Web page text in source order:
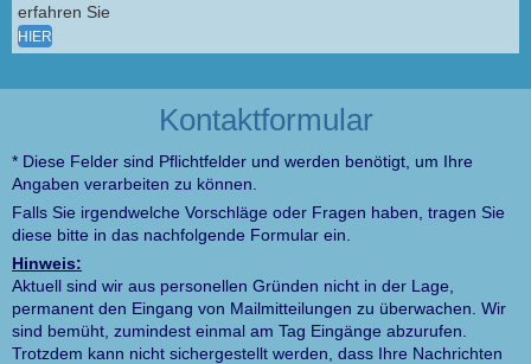
erfahren Sie
HIER
Kontaktformular
* Diese Felder sind Pflichtfelder und werden benötigt, um Ihre
Angaben verarbeiten zu können.
Falls Sie irgendwelche Vorschläge oder Fragen haben, tragen Sie
diese bitte in das nachfolgende Formular ein.
Hinweis:
Aktuell sind wir aus personellen Gründen nicht in der Lage,
permanent den Eingang von Mailmitteilungen zu überwachen. Wir
sind bemüht, zumindest einmal am Tag Eingänge abzurufen.
Trotzdem kann nicht sichergestellt werden, dass Ihre Nachrichten